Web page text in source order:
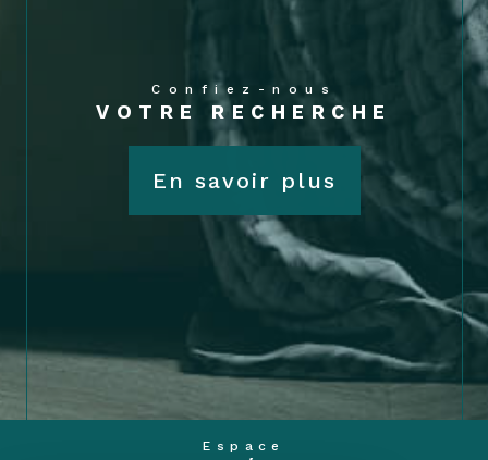
Confiez-nous
VOTRE RECHERCHE
En savoir plus
Espace